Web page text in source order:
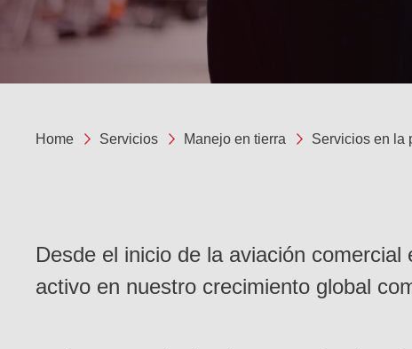
Home Servicios Manejo en tierra Servicios en la
Desde el inicio de la aviación
activo en nuestro crecimiento global